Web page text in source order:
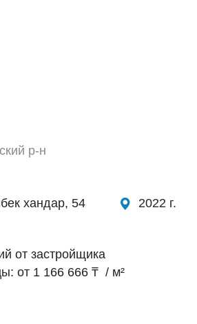
р-н
хандар, 54
2022 г.
от застройщика
от 1 166 666 ₸ / м²